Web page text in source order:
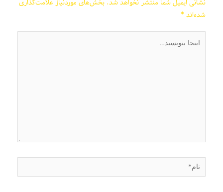
شده‌اند*
اینجا
بنویسید…
نام*